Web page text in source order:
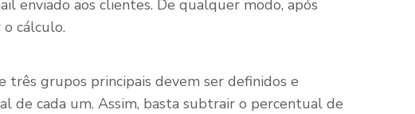
enviado aos clientes. De qualquer modo, após
cálculo.
três grupos principais devem ser definidos e
de cada um. Assim, basta subtrair o percentual de